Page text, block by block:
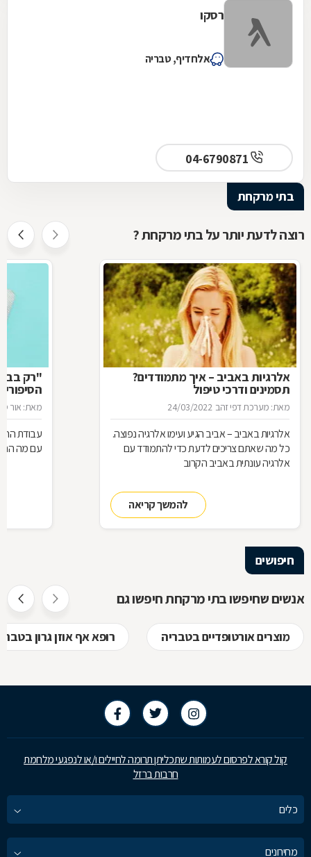
רסקו
אלחדיף, טבריה
בתי מרקחת
רוצה לדעת יותר על בתי מרקחת ?
אלרגיות באביב – איך מתמודדים?
תסמינים ודרכי טיפול
מאת: מערכת דפי זהב 24/03/2022
אלרגיות באביב – אביב הגיע ועימו אלרגיה נפוצה.
כל מה שאתם צריכים לדעת כדי להתמודד עם
אלרגיה עונתית באביב הקרוב
להמשך קריאה
"רק
מאת: אור
עבודת
עם מה הם
חיפושים
אנשים שחיפשו בתי מרקחת חיפשו גם
מוצרים אורטופדיים בטבריה רופא אף אוזן גרון
קול קורא לפרסום לעמותות שתכליתן תרומה לחיילים ו/או לנפגעי מלחמת
חרבות ברזל
כלים
מחירונים